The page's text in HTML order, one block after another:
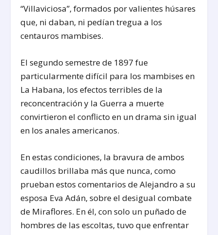
“Villaviciosa”, formados por valientes húsares
que, ni daban, ni pedían tregua a los
centauros mambises.
El segundo semestre de 1897 fue
particularmente difícil para los mambises en
La Habana, los efectos terribles de la
reconcentración y la Guerra a muerte
convirtieron el conflicto en un drama sin igual
en los anales americanos.
En estas condiciones, la bravura de ambos
caudillos brillaba más que nunca, como
prueban estos comentarios de Alejandro a su
esposa Eva Adán, sobre el desigual combate
de Miraflores. En él, con solo un puñado de
hombres de las escoltas, tuvo que enfrentar